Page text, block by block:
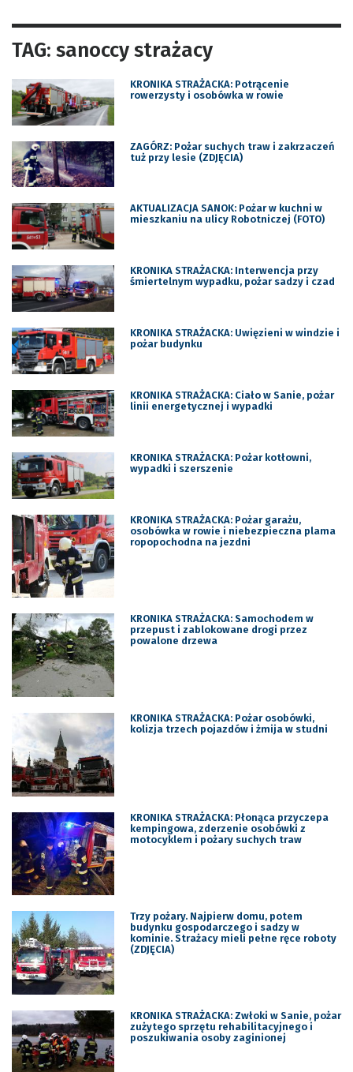
TAG: sanoccy strażacy
KRONIKA STRAŻACKA: Potrącenie
rowerzysty i osobówka w rowie
ZAGÓRZ: Pożar suchych traw i zakrzaczeń
tuż przy lesie (ZDJĘCIA)
AKTUALIZACJA SANOK: Pożar w kuchni w
mieszkaniu na ulicy Robotniczej (FOTO)
KRONIKA STRAŻACKA: Interwencja przy
śmiertelnym wypadku, pożar sadzy i czad
KRONIKA STRAŻACKA: Uwięzieni w windzie i
pożar budynku
KRONIKA STRAŻACKA: Ciało w Sanie, pożar
linii energetycznej i wypadki
KRONIKA STRAŻACKA: Pożar kotłowni,
wypadki i szerszenie
KRONIKA STRAŻACKA: Pożar garażu,
osobówka w rowie i niebezpieczna plama
ropopochodna na jezdni
KRONIKA STRAŻACKA: Samochodem w
przepust i zablokowane drogi przez
powalone drzewa
KRONIKA STRAŻACKA: Pożar osobówki,
kolizja trzech pojazdów i żmija w studni
KRONIKA STRAŻACKA: Płonąca przyczepa
kempingowa, zderzenie osobówki z
motocyklem i pożary suchych traw
Trzy pożary. Najpierw domu, potem
budynku gospodarczego i sadzy w
kominie. Strażacy mieli pełne ręce roboty
(ZDJĘCIA)
KRONIKA STRAŻACKA: Zwłoki w Sanie, pożar
zużytego sprzętu rehabilitacyjnego i
poszukiwania osoby zaginionej